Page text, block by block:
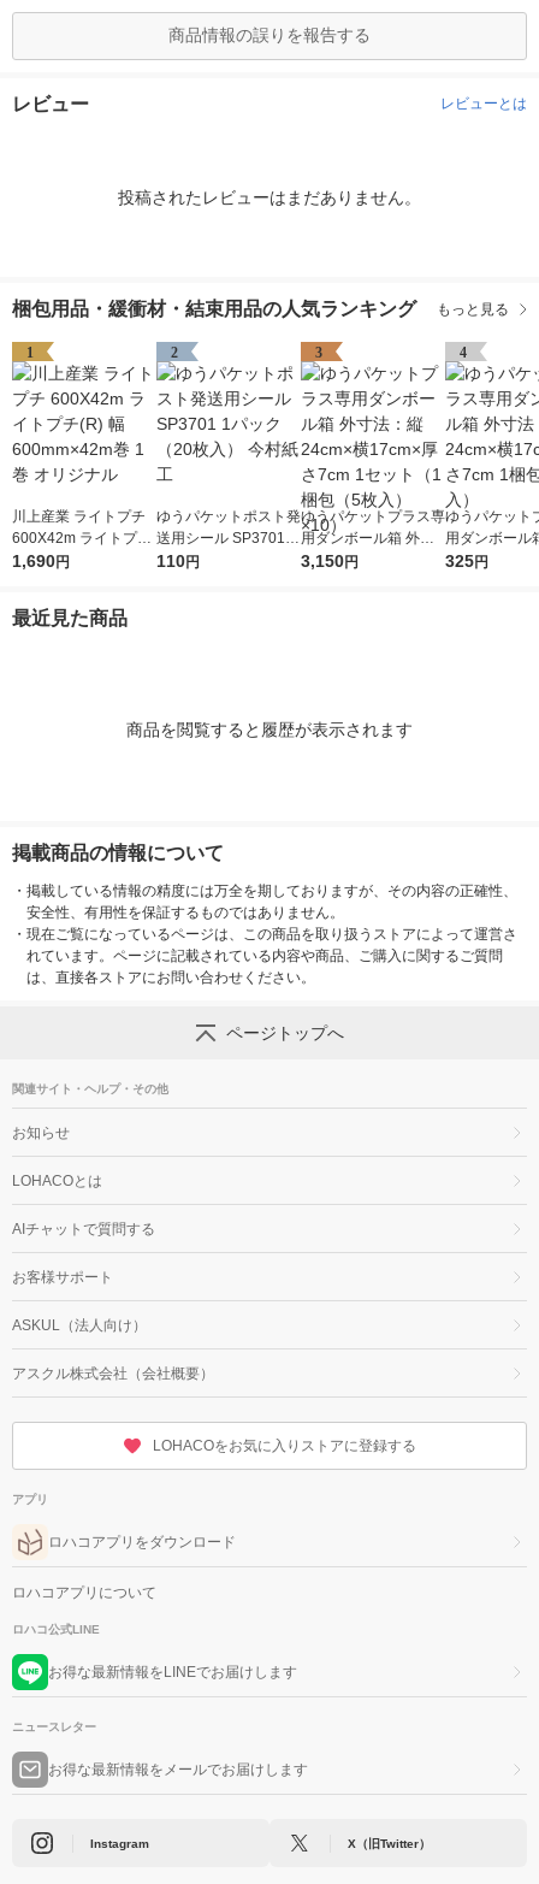
商品情報の誤りを報告する
レビュー レビューとは
投稿されたレビューはまだありません。
梱包用品・緩衝材・結束用品の人気ランキング もっと見る
1
川上産業 ライトプチ
600X42m ライトプチ
(R) 幅600mm×42m巻
1,690円
2
ゆうパケットポスト発
送用シール SP3701 1
パック（20枚入） 今
110円
3
ゆうパケットプラス専
用ダンボール箱 外寸
法：縦24cm×横17cm
3,150円
4
ゆうパケット
用ダンボール
法：縦24cm×
325円
最近見た商品
商品を閲覧すると履歴が表示されます
掲載商品の情報について
・ 掲載している情報の精度には万全を期しておりますが、その内容の正確性、
安全性、有用性を保証するものではありません。
・ 現在ご覧になっているページは、この商品を取り扱うストアによって運営さ
れています。ページに記載されている内容や商品、ご購入に関するご質問
は、直接各ストアにお問い合わせください。
ページトップへ
関連サイト・ヘルプ・その他
お知らせ
LOHACOとは
AIチャットで質問する
お客様サポート
ASKUL（法人向け）
アスクル株式会社（会社概要）
LOHACOをお気に入りストアに登録する
アプリ
ロハコアプリをダウンロード
ロハコアプリについて
ロハコ公式LINE
お得な最新情報をLINEでお届けします
ニュースレター
お得な最新情報をメールでお届けします
Instagram X（旧Twitter）